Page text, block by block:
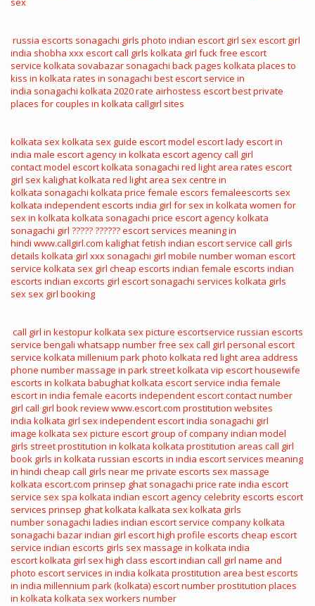
russia escorts sonagachi girls photo indian escort girl sexescort girl
india shobha xxxescort call girls kolkata girl fuckfree escort
service kolkata sovabazar sonagachi back pages kolkata places to
kiss in kolkata rates in sonagachi best escort service in
india sonagachi kolkata 2020 rate airhostess escortbest private
places for couples in kolkata callgirl sites
kolkata sexkolkata sex guide escort model escort ladyescort in
india male escort agency in kolkata escort agencycall girl
contactmodel escortkolkata sonagachi red light area rates escort
girl sexkalighat kolkata red light area sex centre in
kolkata sonagachi kolkata price female escors femaleescorts sex
kolkata independent escorts india girl for sex in kolkata women for
sex in kolkata kolkata sonagachi price escort agencykolkata
sonagachi girl ????? ??????escort services meaning in
hindi www.callgirl.com kalighat fetish indian escort service call girls
details kolkata girl xxx sonagachi girl mobile numberwoman escort
service kolkata sex girl cheap escorts indian female escorts indian
escorts indian excorts girl escort sonagachi services kolkata girls
sex sex girl booking
call girl in kestopurkolkata sex picture escortservice russian escorts
service bengali whatsapp numberfree sex call girl personal escort
service kolkata millenium park photo kolkata red light area address
phone numbermassage in park street kolkata vip escorthousewife
escorts in kolkata babughat kolkata escort service india female
escort in india female eacorts independent escortcontact number
girl call girl book reviewwww.escort.com prostitution websites
india kolkata girl sexindependent escort india sonagachi girl
image kolkata sex picture escort group of companyindian model
girls street prostitution in kolkata kolkata prostitution areas call girl
book girls in kolkata russian escorts in india escort services meaning
in hindi cheap call girls near me private escorts sex massage
kolkata escort.com prinsep ghat sonagachi price rate india escort
service sex spa kolkata indian escort agencycelebrity escorts escort
services prinsep ghat kolkata kalkata sexkolkata girls
number sonagachi ladies indian escort service companykolkata
sonagachi bazarindian girl escorthigh profile escorts cheap escort
service indian escorts girls sex massage in kolkata india
escortkolkata girl sexhigh class escortindian call girl name and
photo escort services in india kolkata prostitution area best escorts
in india millennium park (kolkata)escort numberprostitution places
in kolkata kolkata sex workers number